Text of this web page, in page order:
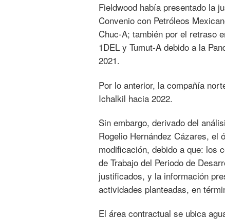
Fieldwood había presentado la
Convenio con Petróleos
Chuc-A; también por el retraso
1DEL y Tumut-A debido a la
2021.
Por lo anterior, la compañía
Ichalkil hacia 2022.
Sin embargo, derivado del
Rogelio Hernández Cázares, el
modificación, debido a que: los
de Trabajo del Periodo de
justificados, y la información
actividades planteadas, en
El área contractual se ubica